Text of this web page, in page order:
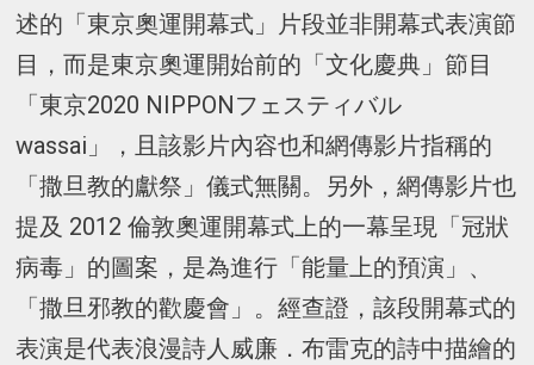
述的「東京奧運開幕式」片段並非開幕式表演節
目，而是東京奧運開始前的「文化慶典」節目
「東京2020 NIPPONフェスティバル
wassai」，且該影片內容也和網傳影片指稱的
「撒旦教的獻祭」儀式無關。另外，網傳影片也
提及 2012 倫敦奧運開幕式上的一幕呈現「冠狀
病毒」的圖案，是為進行「能量上的預演」、
「撒旦邪教的歡慶會」。經查證，該段開幕式的
表演是代表浪漫詩人威廉．布雷克的詩中描繪的